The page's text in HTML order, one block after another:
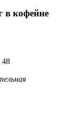
в кофейне
48